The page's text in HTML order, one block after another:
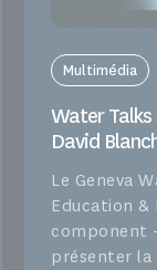
Multimédia
Water Talks
David
Le Geneva
Education &
component
présenter la